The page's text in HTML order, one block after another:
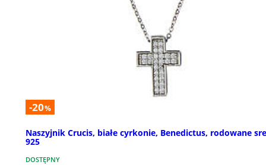
-20%
Naszyjnik Crucis, białe cyrkonie, Benedictus, rodowane
925
DOSTĘPNY